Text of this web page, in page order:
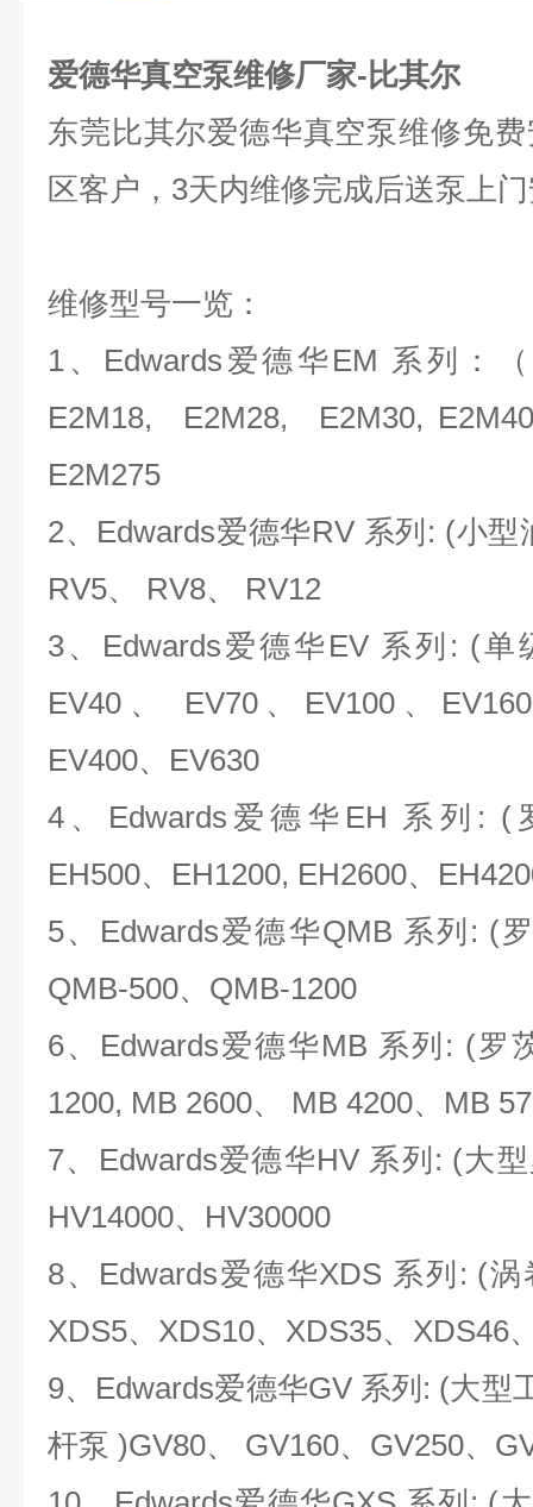
爱德华真空泵维修厂家-比其尔
东莞比其尔爱德华真空泵维修免
区客户，3天内维修完成后送泵上
维修型号一览：
1、Edwards爱德华EM 系列：
E2M18, E2M28, E2M30,
E2M275
2、Edwards爱德华RV 系列: (小
RV5、 RV8、 RV12
3、Edwards爱德华EV 系列: (单
EV40、 EV70、EV100、
EV400、EV630
4、Edwards爱德华EH 系列: (
EH500、EH1200, EH2600、
5、Edwards爱德华QMB 系列: (
QMB-500、QMB-1200
6、Edwards爱德华MB 系列: (罗
1200, MB 2600、 MB 4200、MB
7、Edwards爱德华HV 系列: (大
HV14000、HV30000
8、Edwards爱德华XDS 系列: (
XDS5、XDS10、XDS35、XDS46
9、Edwards爱德华GV 系列: (大型
杆泵 )GV80、 GV160、GV250、